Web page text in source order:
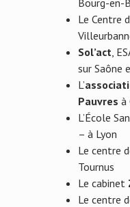
Bourg-en-
Le Centre
Sol’act,
sur Saône
L’
Pauvres à
L’École
– à Lyon
Le centre
Tournus
Le cabinet
Le centre